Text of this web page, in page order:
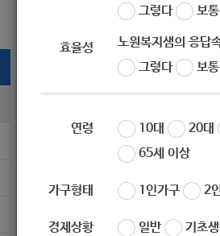
그렇다
보
효율성
노원복지샘의 응답
그렇다
보
연령 10대 20대
65세 이상
가구형태 1인가구 2
경제상황 일반 기초
[서울시청] 2020년
서울특별시 공고 제